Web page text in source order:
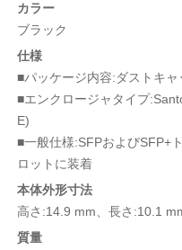
カラー
ブラック
仕様
■パッケージ内容:ダストキャ
■エンクロージャタイプ
E)
■一般仕様:SFPおよびSFP+
ロットに装着
本体外形寸法
高さ:14.9 mm、長さ:10.1
質量